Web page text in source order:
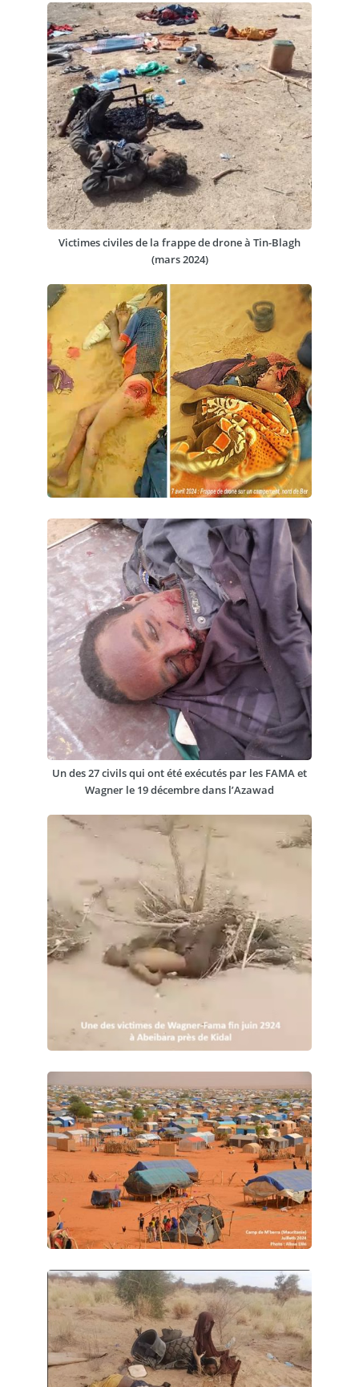
Victimes civiles de la frappe de drone à Tin-Blagh
(mars 2024)
Un des 27 civils qui ont été exécutés par les FAMA et
Wagner le 19 décembre dans l’Azawad